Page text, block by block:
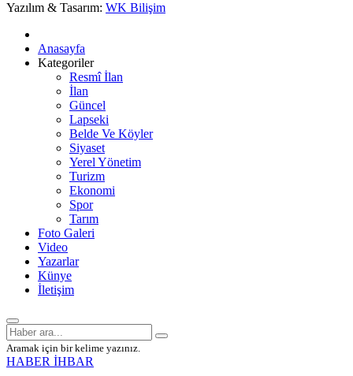
Yazılım & Tasarım: WK Bilişim
Anasayfa
Kategoriler
Resmî İlan
İlan
Güncel
Lapseki
Belde Ve Köyler
Siyaset
Yerel Yönetim
Turizm
Ekonomi
Spor
Tarım
Foto Galeri
Video
Yazarlar
Künye
İletişim
Aramak için bir kelime yazınız.
HABER İHBAR